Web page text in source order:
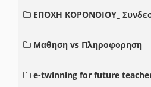
ΕΠΟΧΗ ΚΟΡΟΝΟΙΟΥ_
Μαθηση vs Πληροφορηση
e-twinning for future